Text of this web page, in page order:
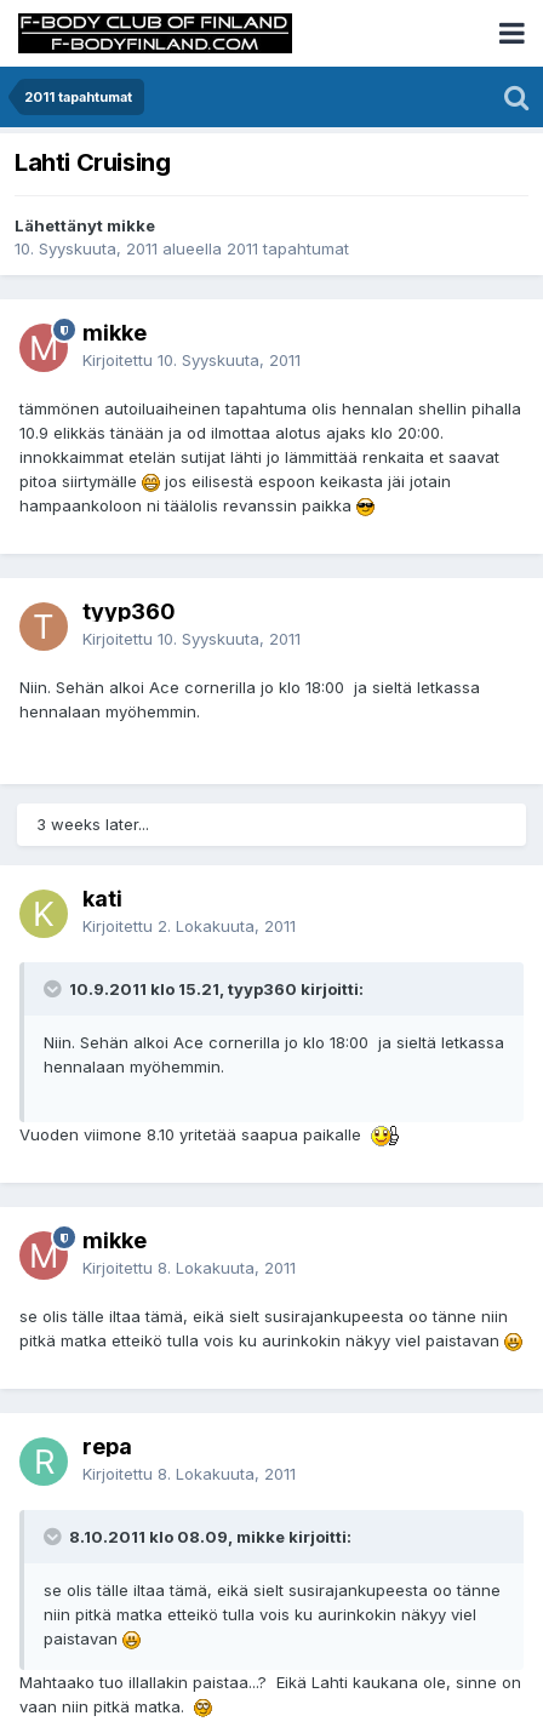
2011 tapahtumat
Lahti Cruising
Lähettänyt mikke
10. Syyskuuta, 2011 alueella 2011 tapahtumat
mikke
Kirjoitettu 10. Syyskuuta, 2011
tämmönen autoiluaiheinen tapahtuma olis hennalan shellin pihalla
10.9 elikkäs tänään ja od ilmottaa alotus ajaks klo 20:00.
innokkaimmat etelän sutijat lähti jo lämmittää renkaita et saavat
pitoa siirtymälle
jos eilisestä espoon keikasta jäi jotain
hampaankoloon ni täälolis revanssin paikka
tyyp360
Kirjoitettu 10. Syyskuuta, 2011
Niin. Sehän alkoi Ace cornerilla jo klo 18:00 ja sieltä letkassa
hennalaan myöhemmin.
3 weeks later...
kati
Kirjoitettu 2. Lokakuuta, 2011
10.9.2011 klo 15.21, tyyp360 kirjoitti:
Niin. Sehän alkoi Ace cornerilla jo klo 18:00 ja sieltä letkassa
hennalaan myöhemmin.
Vuoden viimone 8.10 yritetää saapua paikalle
mikke
Kirjoitettu 8. Lokakuuta, 2011
se olis tälle iltaa tämä, eikä sielt susirajankupeesta oo tänne niin
pitkä matka etteikö tulla vois ku aurinkokin näkyy viel paistavan
repa
Kirjoitettu 8. Lokakuuta, 2011
8.10.2011 klo 08.09, mikke kirjoitti:
se olis tälle iltaa tämä, eikä sielt susirajankupeesta oo tänne
niin pitkä matka etteikö tulla vois ku aurinkokin näkyy viel
paistavan
Mahtaako tuo illallakin paistaa...? Eikä Lahti kaukana ole, sinne on
vaan niin pitkä matka.